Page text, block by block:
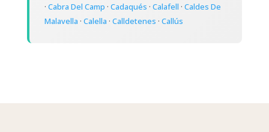
· Cabra Del Camp · Cadaqués · Calafell · Caldes De
Malavella · Calella · Calldetenes · Callús